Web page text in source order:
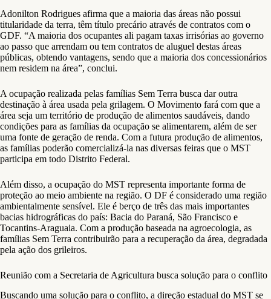
Adonilton Rodrigues afirma que a maioria das áreas não possui
titularidade da terra, têm título precário através de contratos com o
GDF. “A maioria dos ocupantes ali pagam taxas irrisórias ao governo
ao passo que arrendam ou tem contratos de aluguel destas áreas
públicas, obtendo vantagens, sendo que a maioria dos concessionários
nem residem na área”, conclui.
A ocupação realizada pelas famílias Sem Terra busca dar outra
destinação à área usada pela grilagem. O Movimento fará com que a
área seja um território de produção de alimentos saudáveis, dando
condições para as famílias da ocupação se alimentarem, além de ser
uma fonte de geração de renda. Com a futura produção de alimentos,
as famílias poderão comercializá-la nas diversas feiras que o MST
participa em todo Distrito Federal.
Além disso, a ocupação do MST representa importante forma de
proteção ao meio ambiente na região. O DF é considerado uma região
ambientalmente sensível. Ele é berço de três das mais importantes
bacias hidrográficas do país: Bacia do Paraná, São Francisco e
Tocantins-Araguaia. Com a produção baseada na agroecologia, as
famílias Sem Terra contribuirão para a recuperação da área, degradada
pela ação dos grileiros.
Reunião com a Secretaria de Agricultura busca solução para o conflito
Buscando uma solução para o conflito, a direção estadual do MST se